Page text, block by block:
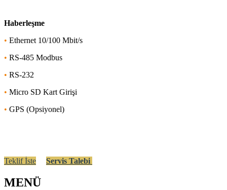
Haberleşme
• Ethernet 10/100 Mbit/s
• RS-485 Modbus
• RS-232
• Micro SD Kart Girişi
• GPS (Opsiyonel)
Teklif İste Servis Talebi
MENÜ